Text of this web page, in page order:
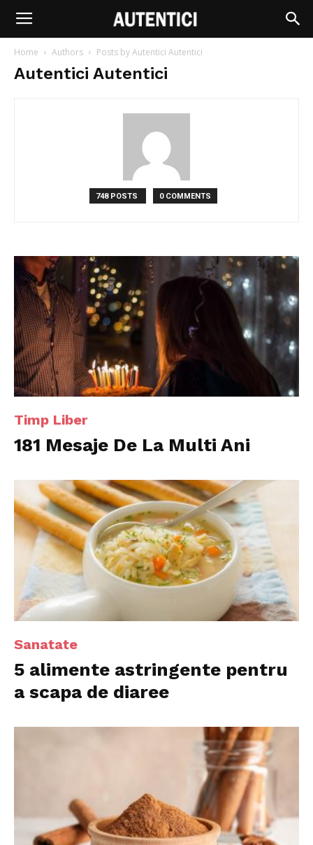
Home Authors Posts by Autentici Autentici
Autentici Autentici
748 POSTS 0 COMMENTS
Timp Liber
181 Mesaje De La Multi Ani
Sanatate
5 alimente astringente pentru
a scapa de diaree